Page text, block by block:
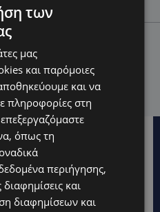
αναπηρία
Κύπριος που
εξοικονόμησης
κάνουν τη διαφορά -
των
μας
και παρόμοιες
και να
πληροφορίες στη
όπως τη
περιήγησης,
και
διαφημίσεων και